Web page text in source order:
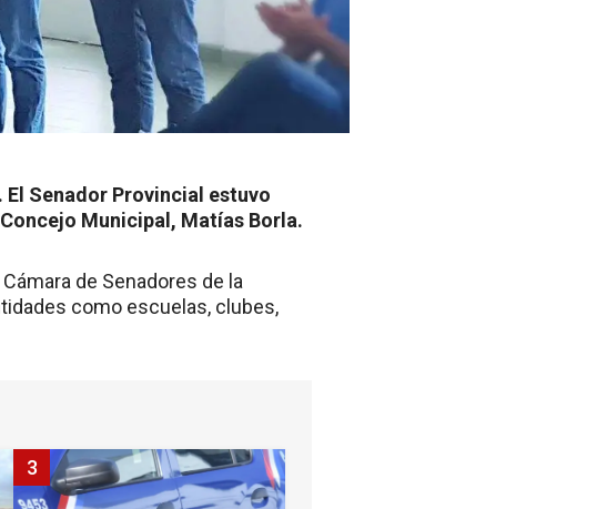
Senador Provincial estuvo
Municipal, Matías Borla.
de Senadores de la
como escuelas, clubes,
3